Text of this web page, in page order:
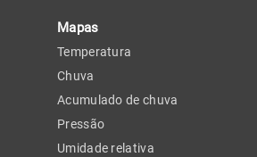
Mapas
Temperatura
Chuva
Acumulado de chuva
Pressão
Umidade relativa